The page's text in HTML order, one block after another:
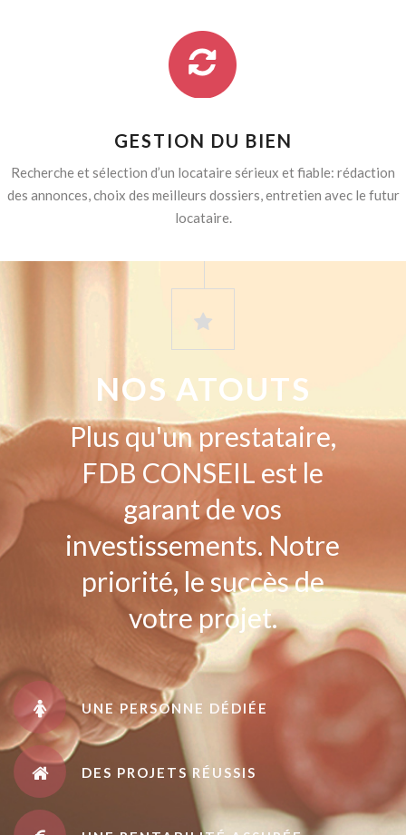
GESTION DU BIEN
Recherche et sélection d’un locataire sérieux et fiable: rédaction
des annonces, choix des meilleurs dossiers, entretien avec le futur
locataire.
NOS ATOUTS
Plus qu'un prestataire,
FDB CONSEIL est le
garant de vos
investissements. Notre
priorité, le succès de
votre projet.
UNE PERSONNE DÉDIÉE
DES PROJETS RÉUSSIS